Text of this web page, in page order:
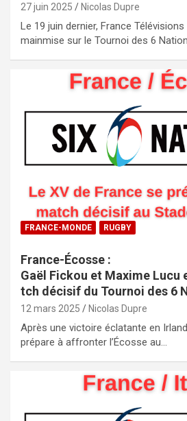
27 juin 2025 Nicolas Dupre
Le 19 juin dernier, France
mainmise sur le Tournoi des 6
FRANCE-MONDE RUGBY
France-Écosse :
Gaël Fickou et Maxime Lucu
tch décisif du Tournoi des 6
12 mars 2025 Nicolas Dupre
Après une victoire éclatante en
prépare à affronter l’Écosse au…